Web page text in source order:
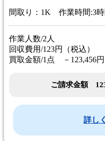
間取り：1K 作業時間:3時
作業人数/2人
回収費用/123円（税込）
買取金額/1点 －123,456円
ご請求金額
詳し